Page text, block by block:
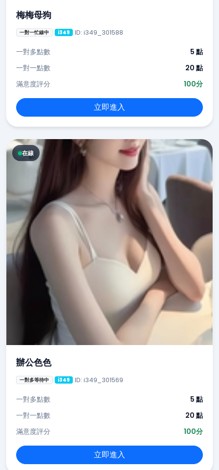
梅梅母狗
一對一忙線中 i349 ID: i349_301588
一對多點數
5 點
一對一點數
20 點
滿意度評分
100分
立即進入
在線
辦公色色
一對多等待中 i349 ID: i349_301569
一對多點數
5 點
一對一點數
20 點
滿意度評分
100分
立即進入